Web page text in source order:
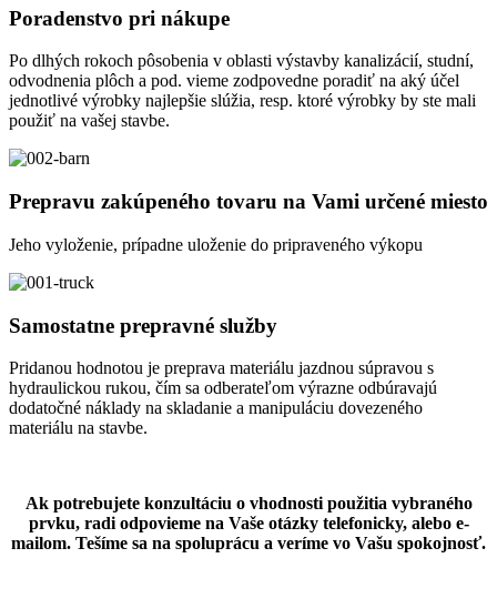
Poradenstvo pri nákupe
Po dlhých rokoch pôsobenia v oblasti výstavby kanalizácií, studní,
odvodnenia plôch a pod. vieme zodpovedne poradiť na aký účel
jednotlivé výrobky najlepšie slúžia, resp. ktoré výrobky by ste mali
použiť na vašej stavbe.
Prepravu zakúpeného tovaru na Vami určené miesto
Jeho vyloženie, prípadne uloženie do pripraveného výkopu
Samostatne prepravné služby
Pridanou hodnotou je preprava materiálu jazdnou súpravou s
hydraulickou rukou, čím sa odberateľom výrazne odbúravajú
dodatočné náklady na skladanie a manipuláciu dovezeného
materiálu na stavbe.
Ak potrebujete konzultáciu o vhodnosti použitia vybraného
prvku, radi odpovieme na Vaše otázky telefonicky, alebo e-
mailom. Tešíme sa na spoluprácu a veríme vo Vašu spokojnosť.